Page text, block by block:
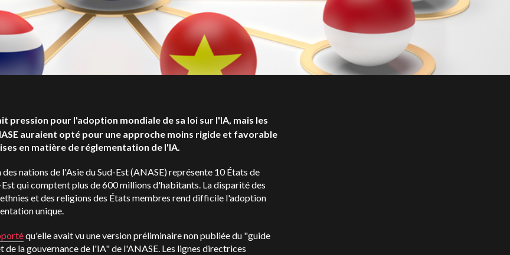
pression pour l'adoption mondiale de sa loi sur l'IA, mais les
auraient opté pour une approche moins rigide et favorable
en matière de réglementation de l'IA.
nations de l'Asie du Sud-Est (ANASE) représente 10 États de
Est qui comptent plus de 600 millions d'habitants. La disparité des
et des religions des États membres rend difficile l'adoption
unique.
qu'elle avait vu une version préliminaire non publiée du "guide
de la gouvernance de l'IA" de l'ANASE. Les lignes directrices